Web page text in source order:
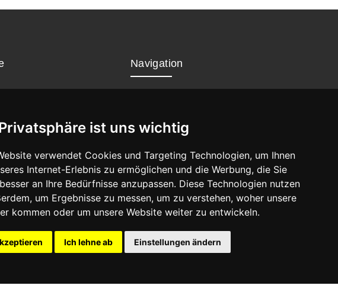
ist uns wichtig
verwendet Cookies und Targeting Technologien, um Ihnen
Internet-Erlebnis zu ermöglichen und die Werbung, die Sie
an Ihre Bedürfnisse anzupassen. Diese Technologien nutzen
um Ergebnisse zu messen, um zu verstehen, woher unsere
kommen oder um unsere Website weiter zu entwickeln.
Ich lehne ab Einstellungen ändern
Navigation
Datenschutz
Impressum